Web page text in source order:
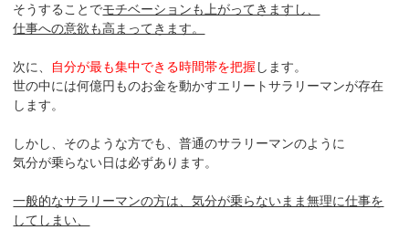
そうすることでモチベーションも上がってきますし、
仕事への意欲も高まってきます。
次に、 自分が最も集中できる時間帯を把握 します。
世の中には何億円ものお金を動かすエリートサラリーマンが存在
します。
しかし、そのような方でも、普通のサラリーマンのように
気分が乗らない日は必ずあります。
一般的なサラリーマンの方は、気分が乗らないまま無理に仕事を
してしまい、